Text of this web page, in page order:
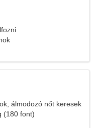
álmodozó nőt keresek
(180 font)